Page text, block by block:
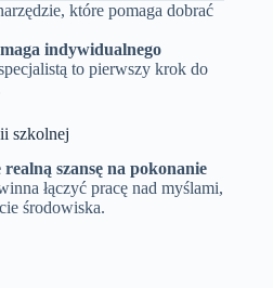
które pomaga dobrać
indywidualnego
to pierwszy krok do
szkolnej
szansę na pokonanie
łączyć pracę nad myślami,
środowiska.